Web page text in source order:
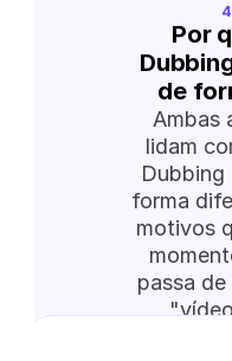
Por
de
Ambas
lidam
Dubbing
forma
motivos
passa